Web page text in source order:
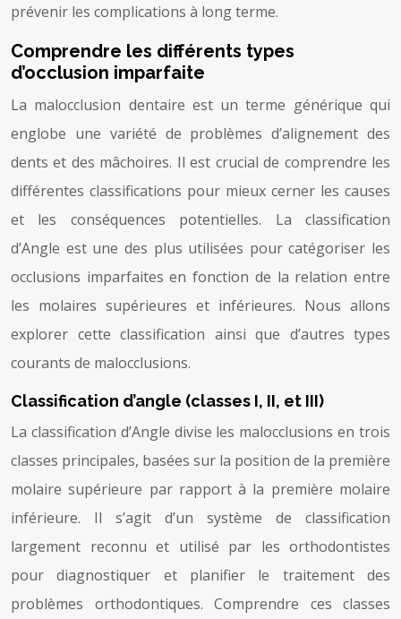
prévenir les complications à long terme.
Comprendre les différents types
d’occlusion imparfaite
La malocclusion dentaire est un terme générique qui
englobe une variété de problèmes d’alignement des
dents et des mâchoires. Il est crucial de comprendre les
différentes classifications pour mieux cerner les causes
et les conséquences potentielles. La classification
d’Angle est une des plus utilisées pour catégoriser les
occlusions imparfaites en fonction de la relation entre
les molaires supérieures et inférieures. Nous allons
explorer cette classification ainsi que d’autres types
courants de malocclusions.
Classification d’angle (classes I, II, et III)
La classification d’Angle divise les malocclusions en trois
classes principales, basées sur la position de la première
molaire supérieure par rapport à la première molaire
inférieure. Il s’agit d’un système de classification
largement reconnu et utilisé par les orthodontistes
pour diagnostiquer et planifier le traitement des
problèmes orthodontiques. Comprendre ces classes